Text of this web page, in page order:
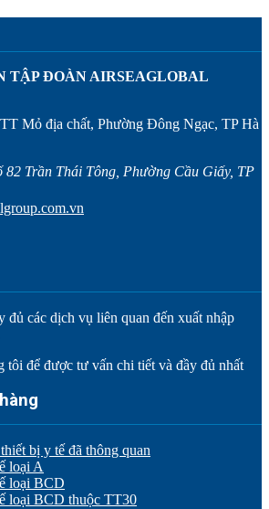
TẬP ĐOÀN AIRSEAGLOBAL
Mỏ địa chất, Phường Đông Ngạc, TP Hà
82 Trần Thái Tông, Phường Cầu Giấy, TP
đủ các dịch vụ liên quan đến xuất nhập
tôi để được tư vấn chi tiết và đầy đủ nhất
bị y tế đã thông quan
loại A
loại BCD
loại BCD thuộc TT30